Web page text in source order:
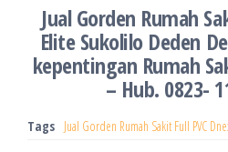
Jual Gorden Rumah
Elite Sukolilo Deden
kepentingan Rumah
– Hub. 0823-
Tags Jual Gorden Rumah Sakit Full PVC